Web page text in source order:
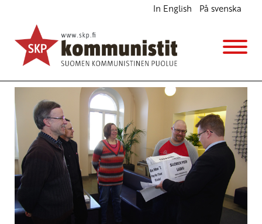
In English På svenska
SKP esittää uutta suuntaa verouudistukselle
Ajankohtaista
10.2.2011 - 12:18(Muokattu 6.11.2025 - 13:39)